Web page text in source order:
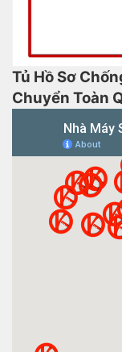
Tủ Hồ Sơ
Chuyển Toàn